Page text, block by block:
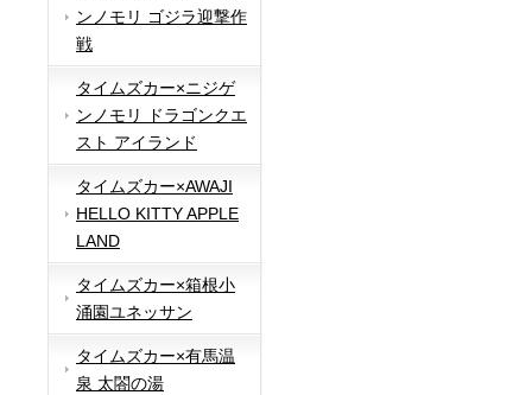
ンノモリ ゴジラ迎撃作
戦
タイムズカー×ニジゲ
ンノモリ ドラゴンクエ
スト アイランド
タイムズカー×AWAJI
HELLO KITTY APPLE
LAND
タイムズカー×箱根小
涌園ユネッサン
タイムズカー×有馬温
泉 太閤の湯